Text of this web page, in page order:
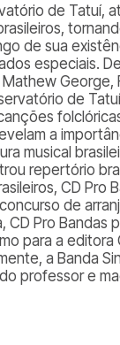
de
de sua
especiais.
George,
de
a
musical
repertório
, CDPro
de
Pro Bandas
para a
a Banda
professor e